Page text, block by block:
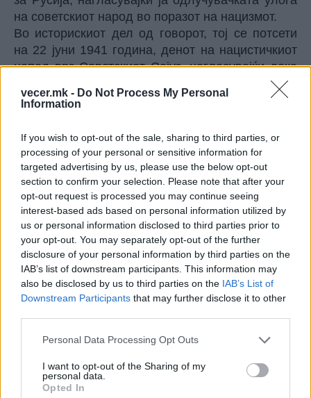
vecer.mk - Do Not Process My Personal
Information
If you wish to opt-out of the sale, sharing to third parties, or
processing of your personal or sensitive information for
targeted advertising by us, please use the below opt-out
section to confirm your selection. Please note that after your
opt-out request is processed you may continue seeing
interest-based ads based on personal information utilized by
us or personal information disclosed to third parties prior to
your opt-out. You may separately opt-out of the further
disclosure of your personal information by third parties on the
IAB’s list of downstream participants. This information may
also be disclosed by us to third parties on the IAB’s List of
Downstream Participants that may further disclose it to other
Personal Data Processing Opt Outs
I want to opt-out of the Sharing of my
personal data.
Opted In
на советскиот народ во поразот на нацизмот.
Во историскиот дел од говорот, тој се потсети
на 22 јуни 1941 година, денот на нацистичкиот
напад врз Советскиот Сојуз, нагласувајќи дека
оваа година се одбележува 85-годишнината од
почетокот на таа инвазија. Тој особено го
војниците, партизаните, работниците,
научниците и земјоделците, како и единството
на фронтот и позадината.
наследството на „генерацијата на победници“
со денешните руски војници во Украина.